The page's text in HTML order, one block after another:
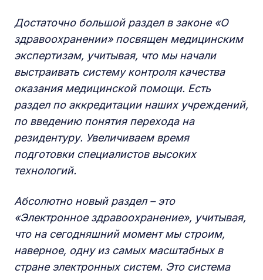
Достаточно большой раздел в законе «О
здравоохранении» посвящен медицинским
экспертизам, учитывая, что мы начали
выстраивать систему контроля качества
оказания медицинской помощи. Есть
раздел по аккредитации наших учреждений,
по введению понятия перехода на
резидентуру. Увеличиваем время
подготовки специалистов высоких
технологий.
Абсолютно новый раздел – это
«Электронное здравоохранение», учитывая,
что на сегодняшний момент мы строим,
наверное, одну из самых масштабных в
стране электронных систем. Это система